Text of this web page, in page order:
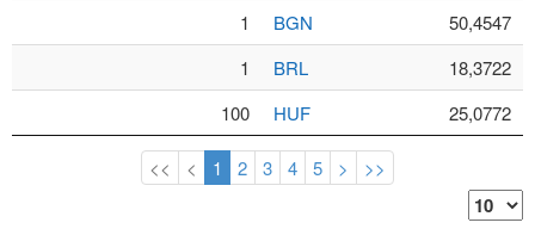
1
BGN
50,4547
1
BRL
18,3722
100
HUF 25,0772
<< < 1 2 3 4 5 > >>